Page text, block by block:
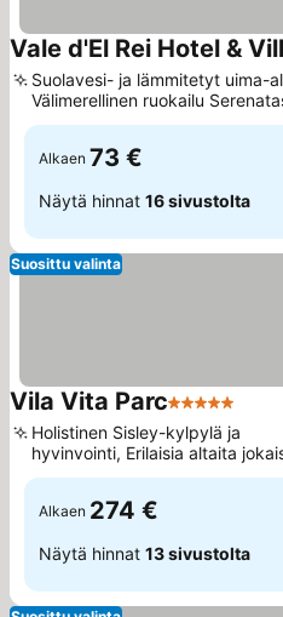
Vale d'El Rei Hotel &
Suolavesi- ja lämmitetyt uima-
Välimerellinen ruokailu
Alkaen 73 €
Näytä hinnat 16 sivustolta
Suosittu valinta
Vila Vita Parc5
Holistinen Sisley-kylpylä ja
hyvinvointi, Erilaisia altaita
makuun
Alkaen 274 €
Näytä hinnat 13 sivustolta